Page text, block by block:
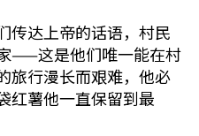
传达上帝的话语，村民
——这是他们唯一能在村
旅行漫长而艰难，他必
红薯他一直保留到最